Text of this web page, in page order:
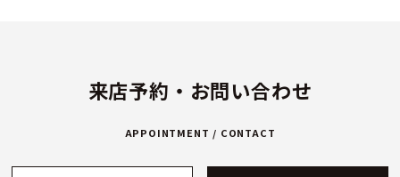
来店予約・お問い合わせ
APPOINTMENT / CONTACT